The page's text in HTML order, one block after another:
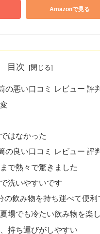
Amazonで見る
目次
の悪い口コミ レビュー 評判
はなかった
の良い口コミ レビュー 評判
で熱々で驚きました
洗いやすいです
の飲み物を持ち運べて便利
場でも冷たい飲み物を楽
持ち運びがしやすい